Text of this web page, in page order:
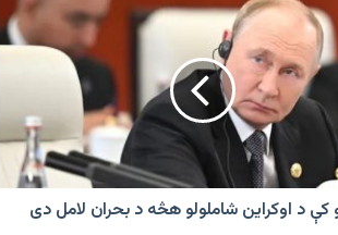
کې د اوکراین شاملولو هڅه د بحران لامل دی